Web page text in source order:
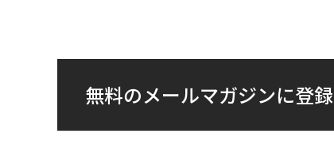
無料のメールマガジンに登録